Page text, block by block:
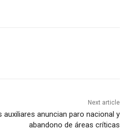
Next article
auxiliares anuncian paro nacional y
abandono de áreas críticas